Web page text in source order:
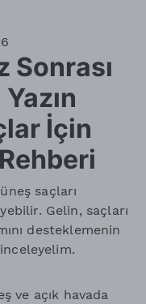
Sonrası
İçin
saçları
Gelin, saçları
desteklemenin
ve açık havada